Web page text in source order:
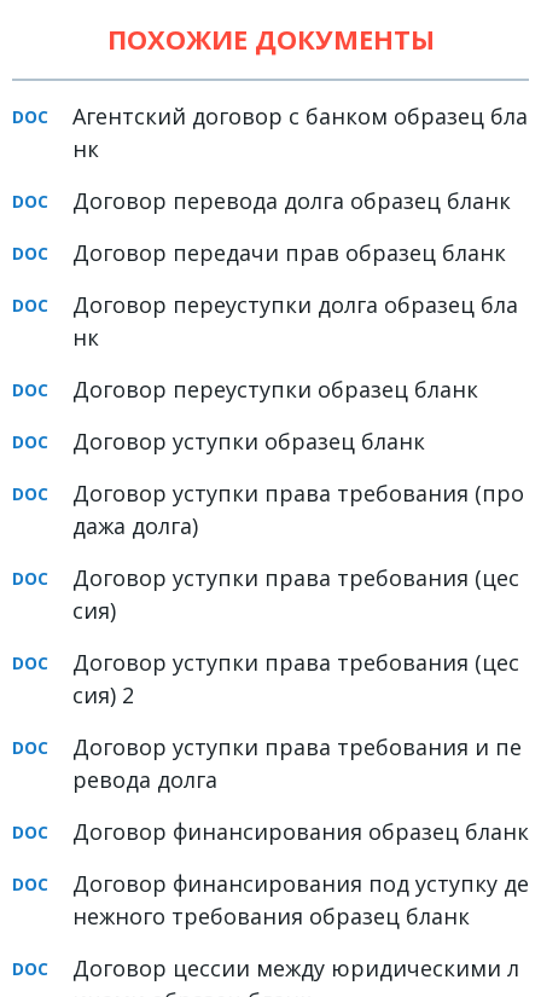
ПОХОЖИЕ ДОКУМЕНТЫ
Агентский договор с банком образец бла
нк
Договор перевода долга образец бланк
Договор передачи прав образец бланк
Договор переуступки долга образец бла
нк
Договор переуступки образец бланк
Договор уступки образец бланк
Договор уступки права требования (про
дажа долга)
Договор уступки права требования (цес
сия)
Договор уступки права требования (цес
сия) 2
Договор уступки права требования и пе
ревода долга
Договор финансирования образец бланк
Договор финансирования под уступку де
нежного требования образец бланк
Договор цессии между юридическими л
Земельное право
Медицинское право
Миграционное право
Налоговое право
Семейное право
Трудовое право
Уголовное право
Финансовое право
Юридические новости
ДОКУМЕНТЫ
ВИДЕО
ФОРУМ
ЮРИДИЧЕСКИЙ ФОРУМ
+7 (800) 511-86-74
Следите за новостями